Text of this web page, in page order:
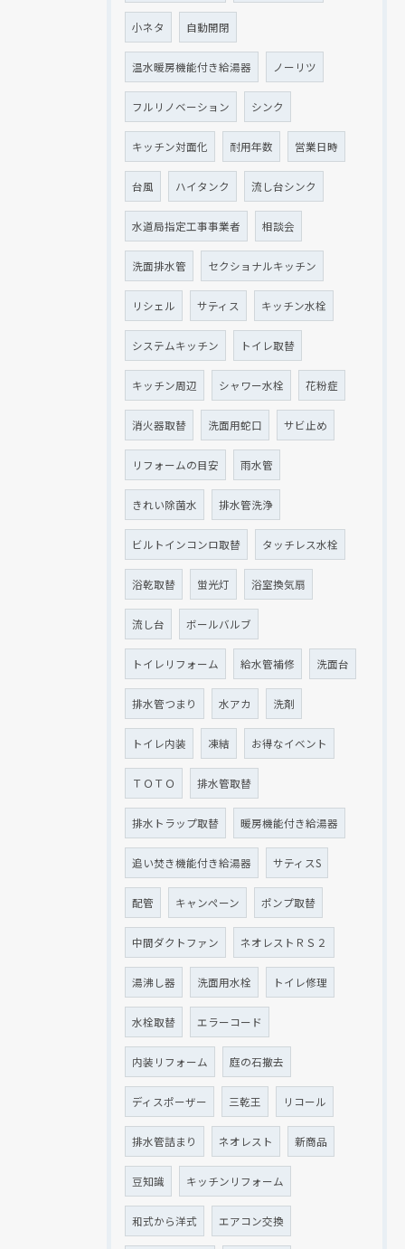
小ネタ 自動開閉
温水暖房機能付き給湯器 ノーリツ
フルリノベーション シンク
キッチン対面化 耐用年数 営業日時
台風 ハイタンク 流し台シンク
水道局指定工事事業者 相談会
洗面排水管 セクショナルキッチン
リシェル サティス キッチン水栓
システムキッチン トイレ取替
キッチン周辺 シャワー水栓 花粉症
消火器取替 洗面用蛇口 サビ止め
リフォームの目安 雨水管
きれい除菌水 排水管洗浄
ビルトインコンロ取替 タッチレス水栓
浴乾取替 蛍光灯 浴室換気扇
流し台 ボールバルブ
トイレリフォーム 給水管補修 洗面台
排水管つまり 水アカ 洗剤
トイレ内装 凍結 お得なイベント
ＴＯＴＯ 排水管取替
排水トラップ取替 暖房機能付き給湯器
追い焚き機能付き給湯器 サティスS
配管 キャンペーン ポンプ取替
中間ダクトファン ネオレストＲＳ２
湯沸し器 洗面用水栓 トイレ修理
水栓取替 エラーコード
内装リフォーム 庭の石撤去
ディスポーザー 三乾王 リコール
排水管詰まり ネオレスト 新商品
豆知識 キッチンリフォーム
和式から洋式 エアコン交換